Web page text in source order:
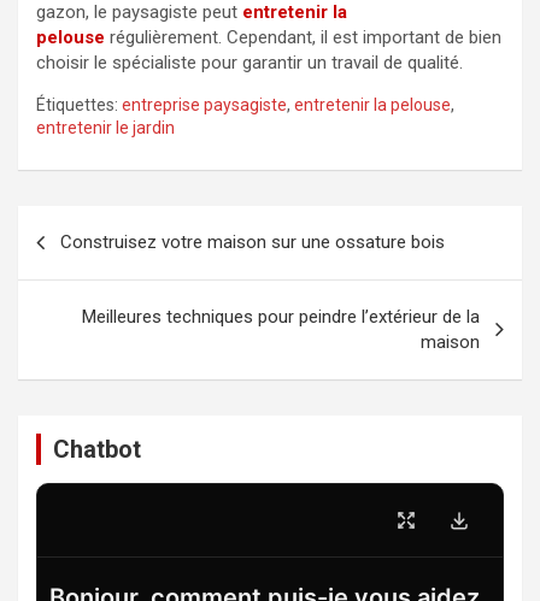
gazon, le paysagiste peut entretenir la
pelouse régulièrement. Cependant, il est important de bien
choisir le spécialiste pour garantir un travail de qualité.
Étiquettes: entreprise paysagiste, entretenir la pelouse,
entretenir le jardin
l’article
Construisez votre maison sur une ossature bois
Meilleures techniques pour peindre l’extérieur de la
maison
Chatbot